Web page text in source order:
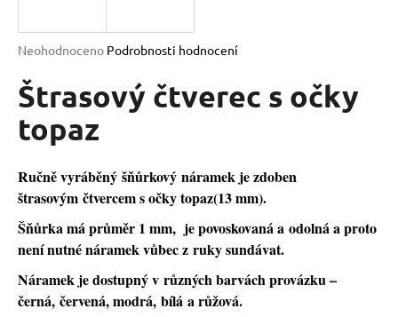
Průměrné
produktu
je
0,0
z
Neohodnoceno Podrobnosti hodnocení
Štrasový čtverec s očky
topaz
Ručně vyráběný šňůrkový náramek je zdoben
štrasovým čtvercem s očky topaz(13 mm).
Šňůrka má průměr 1 mm, je povoskovaná a odolná a proto
není nutné náramek vůbec z ruky sundávat.
Náramek je dostupný v různých barvách provázku –
černá, červená, modrá, bílá a růžová.
j
t
?
HLEDAT
D
o